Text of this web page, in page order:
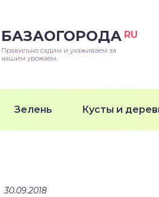
БАЗАОГОРОДА RU
Правильно садим и ухаживаем за
нашим урожаем.
Зелень Кусты и
30.09.2018